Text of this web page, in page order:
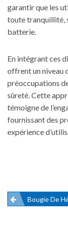
garantir que les
toute tranquillité,
batterie.
En intégrant ces
offrent un niveau
préoccupations
sûreté. Cette
témoigne de
fournissant des
expérience
Navigation
Bougie De Hégar :